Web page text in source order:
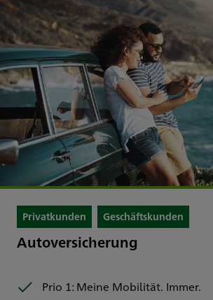
Privatkunden Geschäftskunden
Autoversicherung
Prio 1: Meine Mobilität. Immer.